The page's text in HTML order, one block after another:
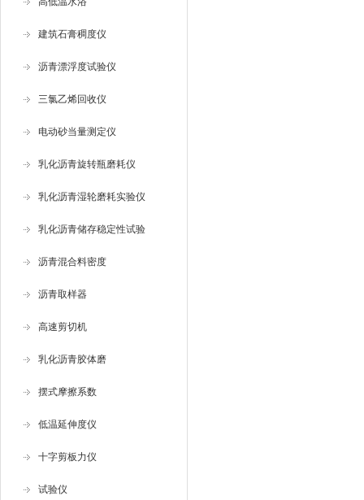
建筑石膏稠度仪
沥青漂浮度试验仪
三氯乙烯回收仪
电动砂当量测定仪
乳化沥青旋转瓶磨耗仪
乳化沥青湿轮磨耗实验仪
乳化沥青储存稳定性试验
沥青混合料密度
沥青取样器
高速剪切机
乳化沥青胶体磨
摆式摩擦系数
低温延伸度仪
十字剪板力仪
试验仪